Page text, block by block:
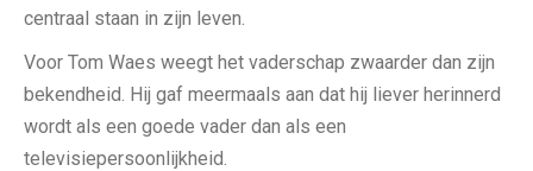
centraal staan in zijn leven.
Voor Tom Waes weegt het vaderschap zwaarder dan zijn
bekendheid. Hij gaf meermaals aan dat hij liever herinnerd
wordt als een goede vader dan als een
televisiepersoonlijkheid.